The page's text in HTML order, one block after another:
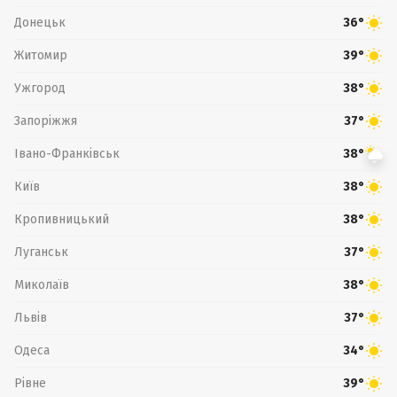
Донецьк 36°
Житомир 39°
Ужгород 38°
Запоріжжя 37°
Івано-Франківськ 38°
Київ 38°
Кропивницький 38°
Луганськ 37°
Миколаїв 38°
Львів 37°
Одеса 34°
Рівне 39°